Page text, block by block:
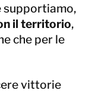
supportiamo,
il territorio,
che per le
vittorie